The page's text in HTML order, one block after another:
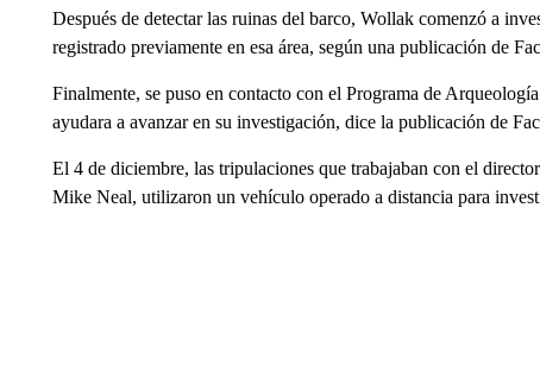
Después de detectar las ruinas del barco, Wollak comenzó a
registrado previamente en esa área, según una publicación de
Finalmente, se puso en contacto con el Programa de
ayudara a avanzar en su investigación, dice la publicación de
El 4 de diciembre, las tripulaciones que trabajaban con el
Mike Neal, utilizaron un vehículo operado a distancia para